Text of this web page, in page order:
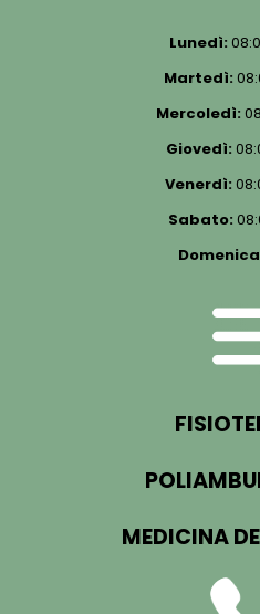
Lunedì:
Martedì:
Mercoledì:
Giovedì:
Venerdì:
Sabato:
MEDICINA